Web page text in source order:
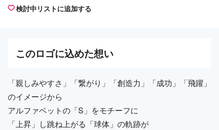
検討中リストに追加する
このロゴに込めた想い
「親しみやすさ」「繋がり」「創造力」「成功」「飛躍」
のイメージから
アルファベットの「S」をモチーフに
「上昇」し跳ね上がる「球体」の軌跡が